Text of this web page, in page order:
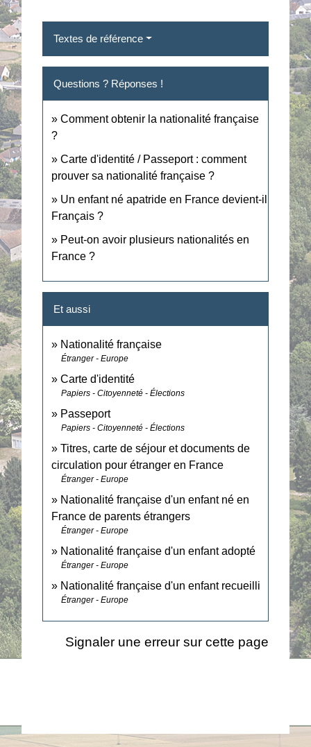
Textes de référence
Questions ? Réponses !
Comment obtenir la nationalité française
?
Carte d'identité / Passeport : comment
prouver sa nationalité française ?
Un enfant né apatride en France devient-il
Français ?
Peut-on avoir plusieurs nationalités en
France ?
Et aussi
Nationalité française
Étranger - Europe
Carte d'identité
Papiers - Citoyenneté - Élections
Passeport
Papiers - Citoyenneté - Élections
Titres, carte de séjour et documents de
circulation pour étranger en France
Étranger - Europe
Nationalité française d'un enfant né en
France de parents étrangers
Étranger - Europe
Nationalité française d'un enfant adopté
Étranger - Europe
Nationalité française d'un enfant recueilli
Étranger - Europe
Signaler une erreur sur cette page